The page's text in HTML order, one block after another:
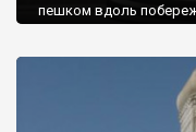
пешком вдоль